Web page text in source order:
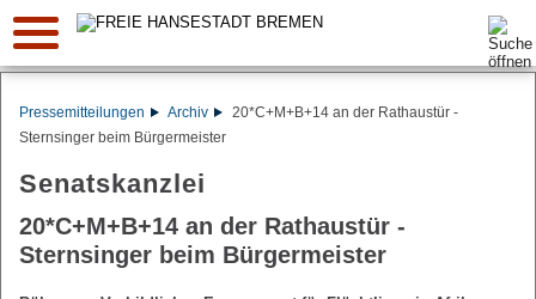
Suche:
Pressemitteilungen Archiv
20*C+M+B+14 an der Rathaustür -
Sternsinger beim Bürgermeister
Senatskanzlei
20*C+M+B+14 an der Rathaustür -
Sternsinger beim Bürgermeister